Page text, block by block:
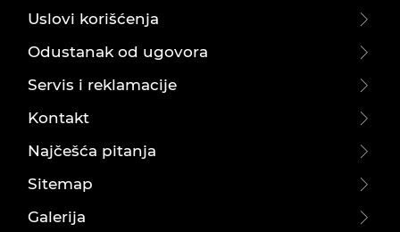
Uslovi korišćenja
Odustanak od ugovora
Servis i reklamacije
Kontakt
Najčešća pitanja
Sitemap
Galerija